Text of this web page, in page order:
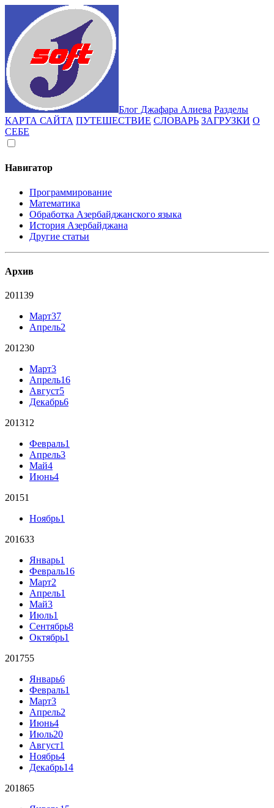
Блог Джафара Алиева Разделы
КАРТА САЙТА ПУТЕШЕСТВИЕ СЛОВАРЬ ЗАГРУЗКИ О
СЕБЕ
Навигатор
Программирование
Математика
Обработка Азербайджанского языка
История Азербайджана
Другие статьи
Архив
201139
Март37
Апрель2
201230
Март3
Апрель16
Август5
Декабрь6
201312
Февраль1
Апрель3
Май4
Июнь4
20151
Ноябрь1
201633
Январь1
Февраль16
Март2
Апрель1
Май3
Июль1
Сентябрь8
Октябрь1
201755
Январь6
Февраль1
Март3
Апрель2
Июнь4
Июль20
Август1
Ноябрь4
Декабрь14
201865